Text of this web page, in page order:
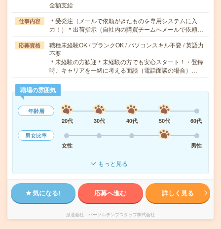
全額支給
仕事内容
＊受発注（メールで依頼がきたものを専用システムに入
力！）＊出荷指示（自社内の購買チームへメールで依頼…
応募資格
職種未経験OK / ブランクOK / パソコンスキル不要 / 英語力
不要
＊未経験の方歓迎＊未経験の方でも安心スタート！・登録
時、キャリアを一緒に考える面談（電話面談の場合）…
職場の雰囲気
年齢層
20代
30代 40代 50代
60代
男女比率
女性
男性
もっと見る
気になる! 応募へ進む 詳しく見る
派遣会社 パーソルテンプスタッフ株式会社